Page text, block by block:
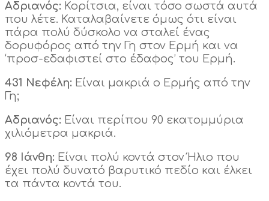
Αδριανός: Κορίτσια, είναι τόσο σωστά αυτά
που λέτε. Καταλαβαίνετε όμως ότι είναι
πάρα πολύ δύσκολο να σταλεί ένας
δορυφόρος από την Γη στον Ερμή και να
‘προσ-εδαφιστεί στο έδαφος’ του Ερμή.
431 Νεφέλη: Είναι μακριά ο Ερμής από την
Γη;
Αδριανός: Είναι περίπου 90 εκατομμύρια
χιλιόμετρα μακριά.
98 Ιάνθη: Είναι πολύ κοντά στον Ήλιο που
έχει πολύ δυνατό βαρυτικό πεδίο και έλκει
τα πάντα κοντά του.